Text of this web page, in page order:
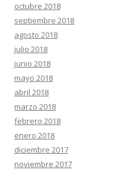
octubre 2018
septiembre 2018
agosto 2018
julio 2018
junio 2018
mayo 2018
abril 2018
marzo 2018
febrero 2018
enero 2018
diciembre 2017
noviembre 2017